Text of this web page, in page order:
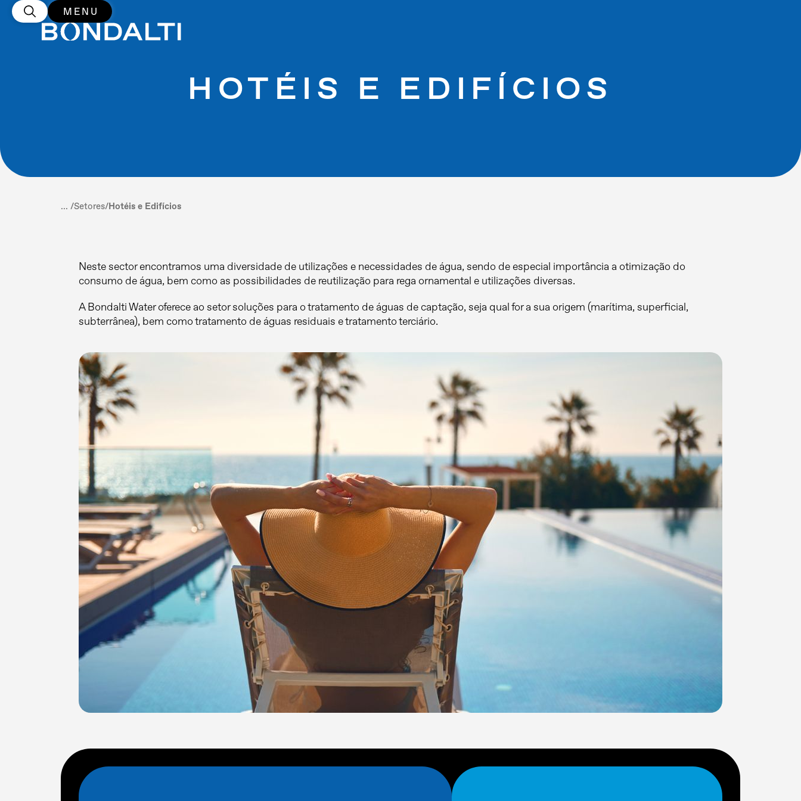
MENU
HOTÉIS E EDIFÍCIOS
... /Setores/Hotéis e Edifícios
Neste sector encontramos uma diversidade de utilizações e necessidades de água, sendo de especial importância a otimização do
consumo de água, bem como as possibilidades de reutilização para rega ornamental e utilizações diversas.
A Bondalti Water oferece ao setor soluções para o tratamento de águas de captação, seja qual for a sua origem (marítima, superficial,
subterrânea), bem como tratamento de águas residuais e tratamento terciário.